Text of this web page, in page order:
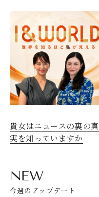
貴女はニュースの裏の真
実を知っていますか
NEW
今週のアップデート